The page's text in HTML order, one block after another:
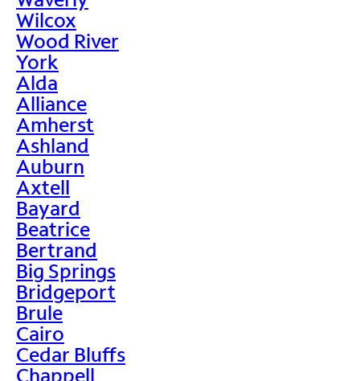
Wilcox
Wood River
York
Alda
Alliance
Amherst
Ashland
Auburn
Axtell
Bayard
Beatrice
Bertrand
Big Springs
Bridgeport
Brule
Cairo
Cedar Bluffs
Chappell